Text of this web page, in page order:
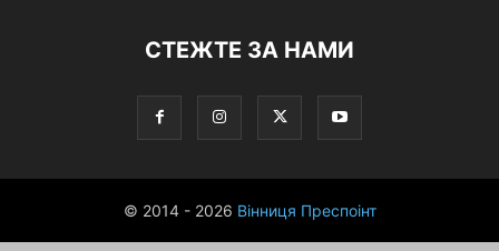
СТЕЖТЕ ЗА НАМИ
© 2014 - 2026 Вінниця Преспоінт